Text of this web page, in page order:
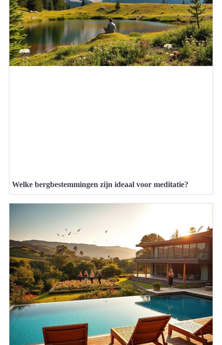
Welke bergbestemmingen zijn ideaal voor meditatie?